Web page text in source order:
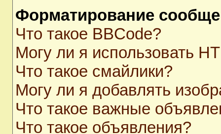
Форматирование
Что такое BBCode?
Могу ли я использовать
Что такое смайлики?
Могу ли я добавлять
Что такое важные
Что такое объявления?